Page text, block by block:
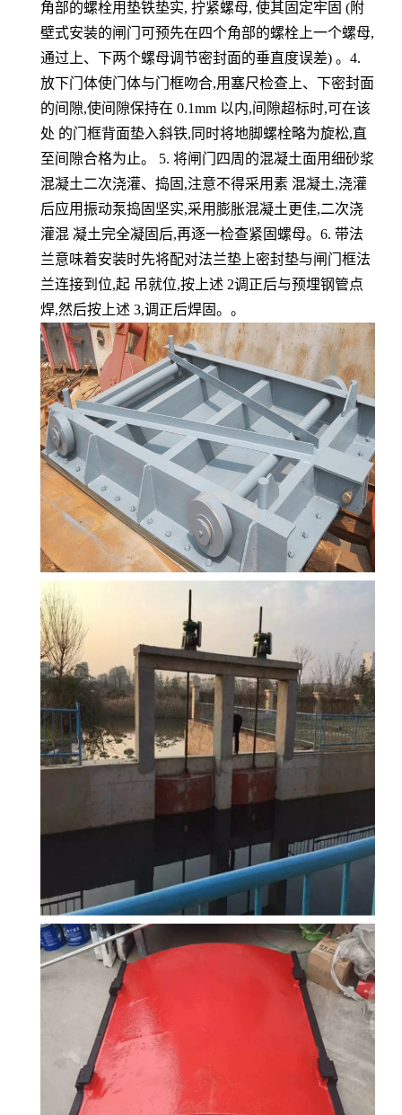
角部的螺栓用垫铁垫实, 拧紧螺母, 使其固定牢固 (附
壁式安装的闸门可预先在四个角部的螺栓上一个螺母,
通过上、下两个螺母调节密封面的垂直度误差) 。4.
放下门体使门体与门框吻合,用塞尺检查上、下密封面
的间隙,使间隙保持在 0.1mm 以内,间隙超标时,可在该
处 的门框背面垫入斜铁,同时将地脚螺栓略为旋松,直
至间隙合格为止。 5. 将闸门四周的混凝土面用细砂浆
混凝土二次浇灌、捣固,注意不得采用素 混凝土,浇灌
后应用振动泵捣固坚实,采用膨胀混凝土更佳,二次浇
灌混 凝土完全凝固后,再逐一检查紧固螺母。6. 带法
兰意味着安装时先将配对法兰垫上密封垫与闸门框法
兰连接到位,起 吊就位,按上述 2调正后与预埋钢管点
焊,然后按上述 3,调正后焊固。。